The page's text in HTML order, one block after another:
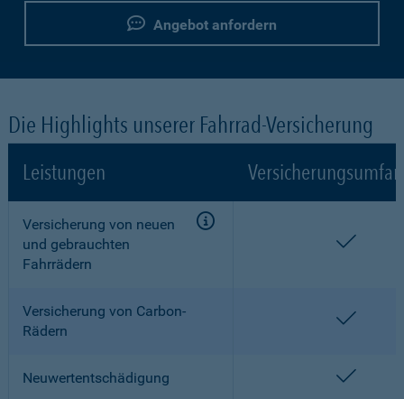
Angebot anfordern
Die Highlights unserer Fahrrad-Versicherung
Leistungen
Versicherung von neuen
und gebrauchten
Fahrrädern
Versicherung von Carbon-
Rädern
Neuwertentschädigung